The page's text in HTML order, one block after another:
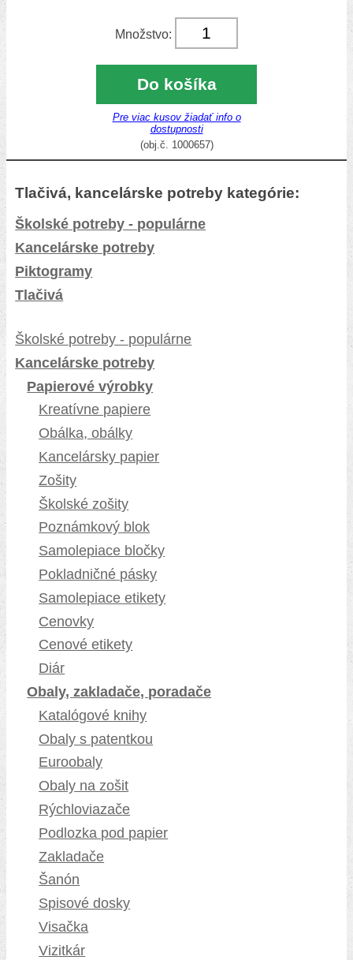
Množstvo:
Do košíka
Pre viac kusov žiadať info o
dostupnosti
(obj.č. 1000657)
Tlačivá, kancelárske potreby kategórie:
Školské potreby - populárne
Kancelárske potreby
Piktogramy
Tlačivá
Školské potreby - populárne
Kancelárske potreby
Papierové výrobky
Kreatívne papiere
Obálka, obálky
Kancelársky papier
Zošity
Školské zošity
Poznámkový blok
Samolepiace bločky
Pokladničné pásky
Samolepiace etikety
Cenovky
Cenové etikety
Diár
Obaly, zakladače, poradače
Katalógové knihy
Obaly s patentkou
Euroobaly
Obaly na zošit
Rýchloviazače
Podlozka pod papier
Zakladače
Šanón
Spisové dosky
Visačka
Vizitkár